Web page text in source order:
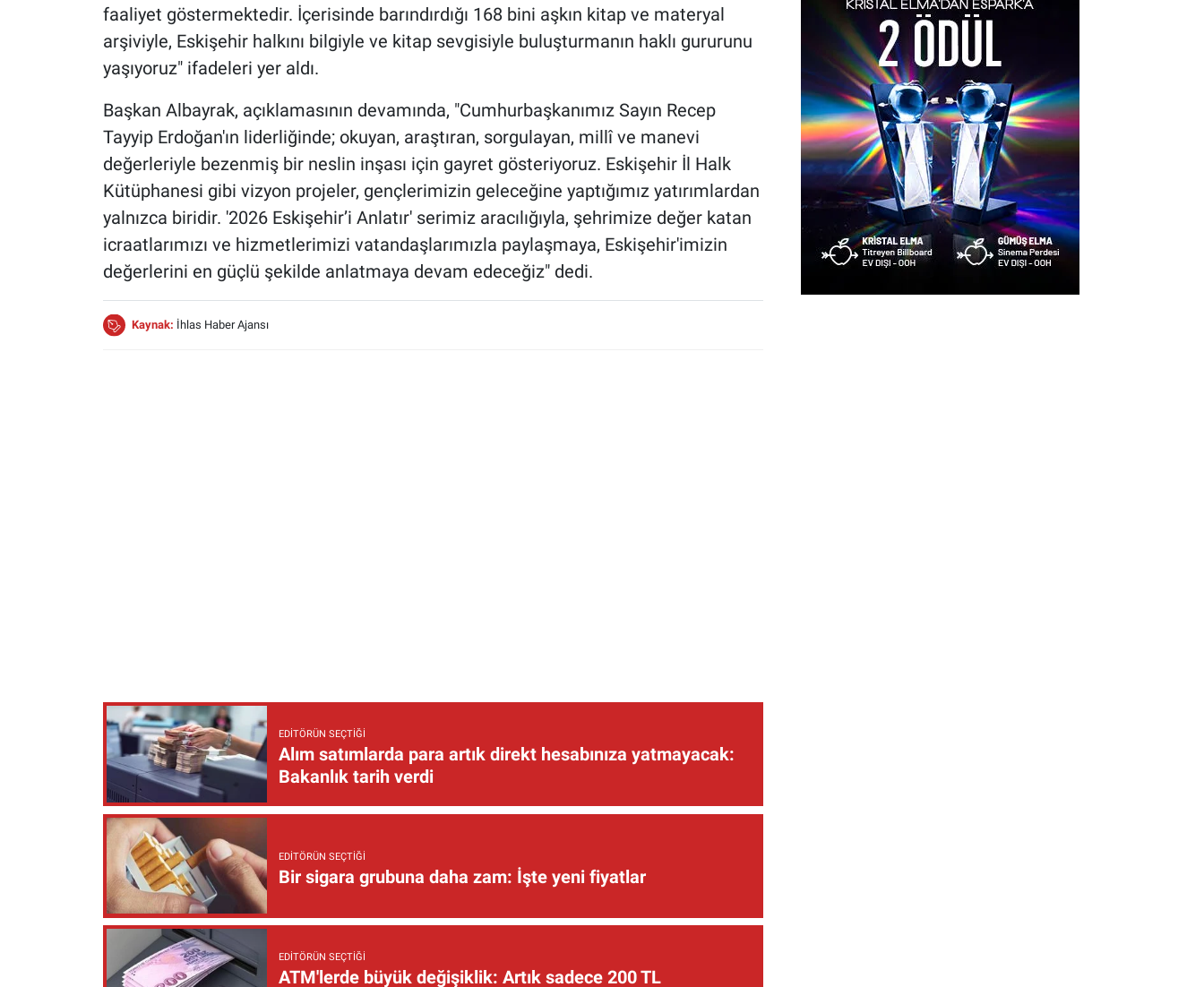
faaliyet göstermektedir. İçerisinde barındırdığı 168 bini aşkın kitap ve materyal
arşiviyle, Eskişehir halkını bilgiyle ve kitap sevgisiyle buluşturmanın haklı gururunu
yaşıyoruz" ifadeleri yer aldı.
Başkan Albayrak, açıklamasının devamında, "Cumhurbaşkanımız Sayın Recep
Tayyip Erdoğan'ın liderliğinde; okuyan, araştıran, sorgulayan, millî ve manevi
değerleriyle bezenmiş bir neslin inşası için gayret gösteriyoruz. Eskişehir İl Halk
Kütüphanesi gibi vizyon projeler, gençlerimizin geleceğine yaptığımız yatırımlardan
yalnızca biridir. '2026 Eskişehir’i Anlatır' serimiz aracılığıyla, şehrimize değer katan
icraatlarımızı ve hizmetlerimizi vatandaşlarımızla paylaşmaya, Eskişehir'imizin
değerlerini en güçlü şekilde anlatmaya devam edeceğiz" dedi.
Kaynak: İhlas Haber Ajansı
EDITÖRÜN SEÇTIĞI
Alım satımlarda para artık direkt hesabınıza yatmayacak:
Bakanlık tarih verdi
EDITÖRÜN SEÇTIĞI
Bir sigara grubuna daha zam: İşte yeni fiyatlar
EDITÖRÜN SEÇTIĞI
ATM'lerde büyük değişiklik: Artık sadece 200 TL